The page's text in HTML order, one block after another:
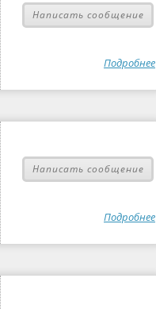
Написать сообщение
Подробнее
Написать сообщение
Подробнее